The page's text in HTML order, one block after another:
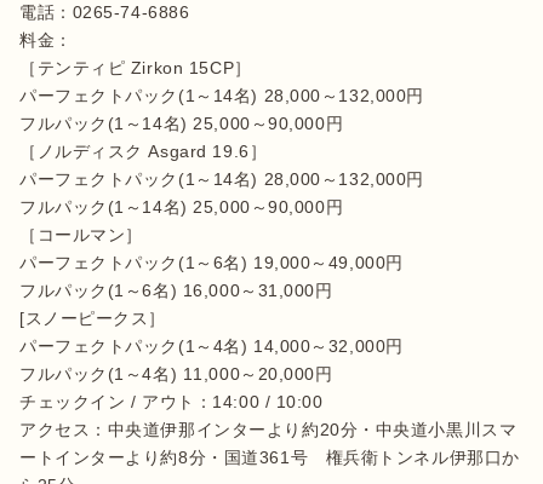
電話：0265-74-6886
料金：
［テンティピ Zirkon 15CP］
パーフェクトパック(1～14名) 28,000～132,000円
フルパック(1～14名) 25,000～90,000円
［ノルディスク Asgard 19.6］
パーフェクトパック(1～14名) 28,000～132,000円
フルパック(1～14名) 25,000～90,000円
［コールマン］
パーフェクトパック(1～6名) 19,000～49,000円
フルパック(1～6名) 16,000～31,000円
[スノーピークス］
パーフェクトパック(1～4名) 14,000～32,000円
フルパック(1～4名) 11,000～20,000円
チェックイン / アウト：14:00 / 10:00
アクセス：中央道伊那インターより約20分・中央道小黒川スマ
ートインターより約8分・国道361号　権兵衛トンネル伊那口か